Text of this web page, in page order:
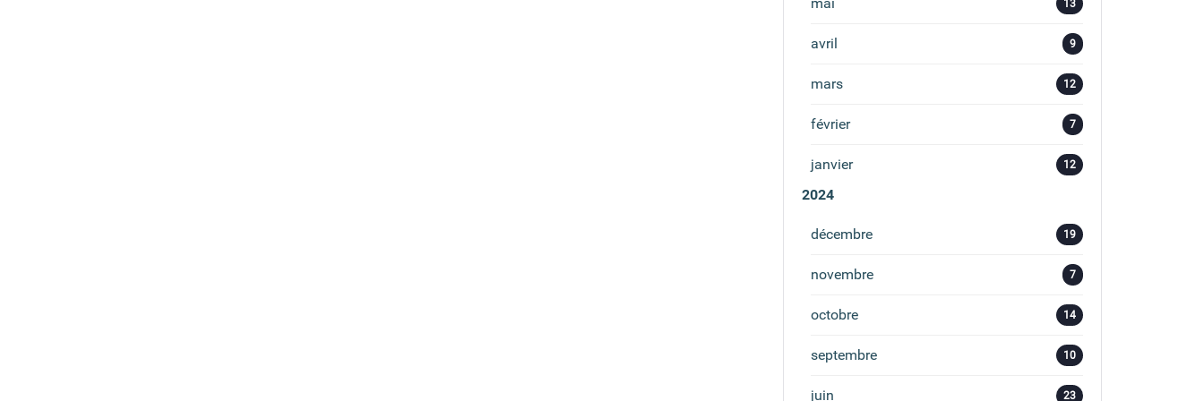
mai 13
avril 9
mars 12
février 7
janvier 12
2024
décembre 19
novembre 7
octobre 14
septembre 10
juin 23